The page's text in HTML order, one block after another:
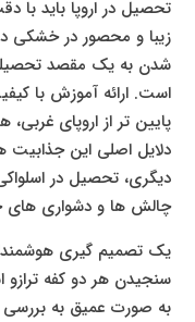
تحصیل در اروپا باید با
زیبا و محصور در خشکی
شدن به یک مقصد
است. ارائه آموزش با
پایین تر از اروپای
دلایل اصلی این جذابیت
دیگری، تحصیل در
چالش ها و دشواری
یک تصمیم گیری
سنجیدن هر دو کفه
به صورت عمیق به